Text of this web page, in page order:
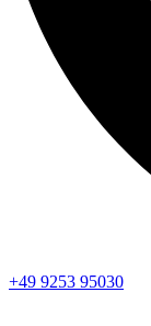
+49 9253 95030